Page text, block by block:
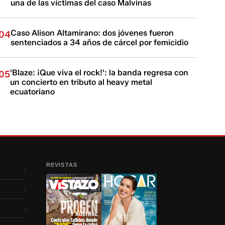
una de las víctimas del caso Malvinas
Caso Alison Altamirano: dos jóvenes fueron
sentenciados a 34 años de cárcel por femicidio
'Blaze: ¡Que viva el rock!': la banda regresa con
un concierto en tributo al heavy metal
ecuatoriano
›
›
›
REVISTAS